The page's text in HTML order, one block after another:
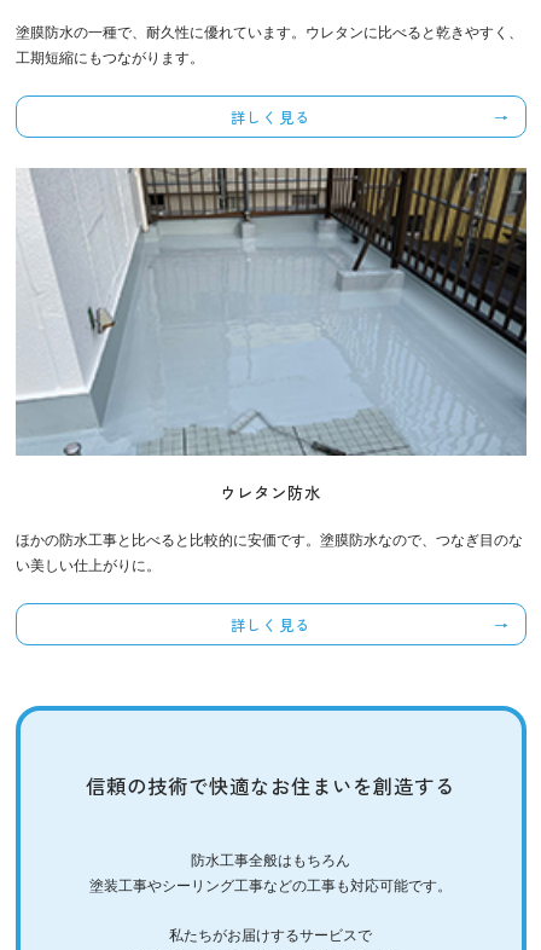
塗膜防水の一種で、耐久性に優れています。ウレタンに比べると乾きやすく、
工期短縮にもつながります。
詳しく見る
ウレタン防水
ほかの防水工事と比べると比較的に安価です。塗膜防水なので、つなぎ目のな
い美しい仕上がりに。
詳しく見る
信頼の技術で快適なお住まいを創造する
防水工事全般はもちろん
塗装工事やシーリング工事などの工事も対応可能です。
私たちがお届けするサービスで